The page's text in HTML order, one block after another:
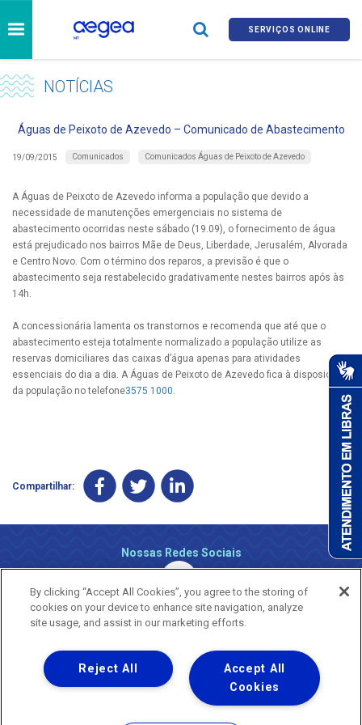
SERVIÇOS ONLINE
NOTÍCIAS
Águas de Peixoto de Azevedo – Comunicado de Abastecimento
19/09/2015 Comunicados Comunicados Águas de Peixoto de Azevedo
A Águas de Peixoto de Azevedo informa a população que devido a
necessidade de manutenções emergenciais no sistema de
abastecimento ocorridas neste sábado (19.09), o fornecimento de água
está prejudicado nos bairros Mãe de Deus, Liberdade, Jerusalém, Alvorada
e Centro Novo. Com o término dos reparos, a previsão é que o
abastecimento seja restabelecido gradativamente nestes bairros após às
14h.
A concessionária lamenta os transtornos e recomenda que até que o
abastecimento esteja totalmente normalizado a população utilize as
reservas domiciliares das caixas d’água apenas para atividades
essenciais do dia a dia. A Águas de Peixoto de Azevedo fica à disposição
da população no telefone3575 1000.
Compartilhar:
Nossas Redes Sociais
Uma empresa
Copyright ® 2026 - Todos os Direitos Reservados.
Nossa natureza movimenta a vida
By clicking “Accept All Cookies”, you agree to the storing of
cookies on your device to enhance site navigation, analyze
site usage, and assist in our marketing efforts.
Accept All
Cookies
Reject All